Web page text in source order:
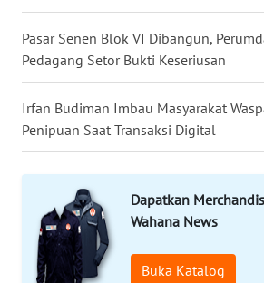
Pasar Senen Blok VI Dibangun,
Pedagang Setor Bukti Keseriusan
Irfan Budiman Imbau Masyarakat
Penipuan Saat Transaksi Digital
Dapatkan
Wahana News
Buka Katalog
LESUNG
KARO
SIMALUNGUN
WN
LABUHANBATU